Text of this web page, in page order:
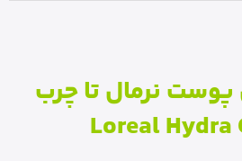
پوست نرمال تا چرب
Loreal Hydra